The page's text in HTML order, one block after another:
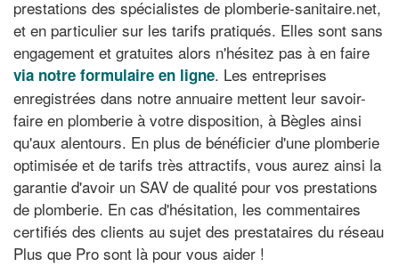
prestations des spécialistes de plomberie-sanitaire.net,
et en particulier sur les tarifs pratiqués. Elles sont sans
engagement et gratuites alors n'hésitez pas à en faire
via notre formulaire en ligne. Les entreprises
enregistrées dans notre annuaire mettent leur savoir-
faire en plomberie à votre disposition, à Bègles ainsi
qu'aux alentours. En plus de bénéficier d'une plomberie
optimisée et de tarifs très attractifs, vous aurez ainsi la
garantie d'avoir un SAV de qualité pour vos prestations
de plomberie. En cas d'hésitation, les commentaires
certifiés des clients au sujet des prestataires du réseau
Plus que Pro sont là pour vous aider !